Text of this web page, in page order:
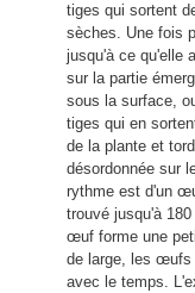
tiges qui sortent
sèches. Une fois
jusqu'à ce qu'elle
sur la partie
sous la surface,
tiges qui en
de la plante et
désordonnée sur
rythme est d'un
trouvé jusqu'à
œuf forme une
de large, les œufs
avec le temps.